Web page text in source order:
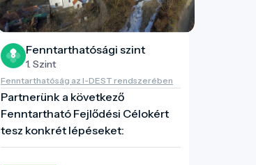
Fenntarthatósági szint
1. Szint
Fenntarthatóság az I-DEST rendszerében
Partnerünk a következő
Fenntartható Fejlődési Célokért
tesz konkrét lépéseket: